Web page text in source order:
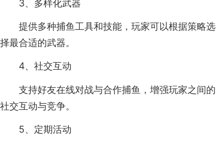
3、多样化武器
提供多种捕鱼工具和技能，玩家可以根据策略选
择最合适的武器。
4、社交互动
支持好友在线对战与合作捕鱼，增强玩家之间的
社交互动与竞争。
5、定期活动